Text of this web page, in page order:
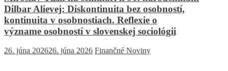
Dilbar Alievej: Diskontinuita bez osobností,
kontinuita v osobnostiach. Reflexie o
význame osobností v slovenskej sociológii
26. júna 202626. júna 2026 Finančné Noviny